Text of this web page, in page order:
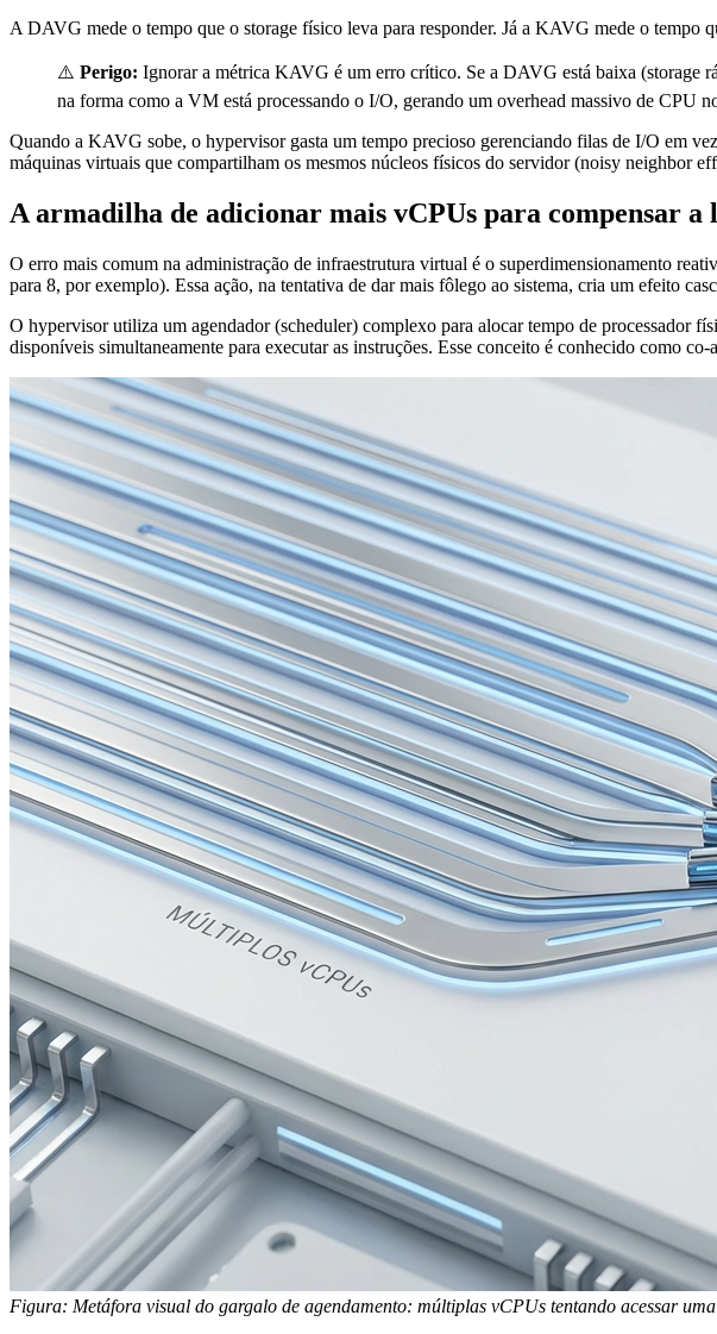
A DAVG mede o tempo que o storage físico leva para responder. Já a KAVG mede o tempo
⚠️ Perigo: Ignorar a métrica KAVG é um erro crítico. Se a DAVG está baixa (storage
na forma como a VM está processando o I/O, gerando um overhead massivo de CPU
Quando a KAVG sobe, o hypervisor gasta um tempo precioso gerenciando filas de I/O em
máquinas virtuais que compartilham os mesmos núcleos físicos do servidor (noisy neighbor
A armadilha de adicionar mais vCPUs para compensar a
O erro mais comum na administração de infraestrutura virtual é o superdimensionamento
para 8, por exemplo). Essa ação, na tentativa de dar mais fôlego ao sistema, cria um efeito
O hypervisor utiliza um agendador (scheduler) complexo para alocar tempo de processador
disponíveis simultaneamente para executar as instruções. Esse conceito é conhecido como
Figura: Metáfora visual do gargalo de agendamento: múltiplas vCPUs tentando acessar